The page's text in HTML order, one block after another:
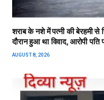
शराब के नशे में पत्नी की बेरहमी से
दौरान हुआ था विवाद, आरोपी पति
AUGUST 8, 2026